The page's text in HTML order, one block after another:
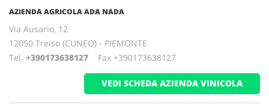
AZIENDA AGRICOLA ADA NADA
Via Ausario, 12
12050 Treiso (CUNEO) - PIEMONTE
Tel. +390173638127 Fax +390173638127
VEDI SCHEDA AZIENDA VINICOLA